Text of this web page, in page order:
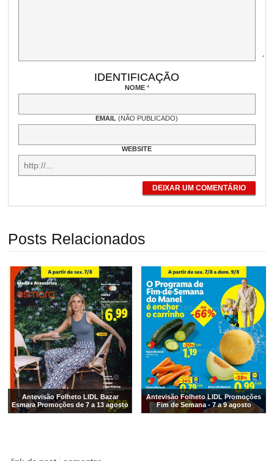
IDENTIFICAÇÃO
NOME *
EMAIL(NÃO PUBLICADO)
WEBSITE
DEIXAR UM COMENTÁRIO
Posts Relacionados
Antevisão Folheto LIDL Bazar
Esmara Promoções de 7 a 13 agosto
Antevisão Folheto LIDL Promoções
Fim de Semana - 7 a 9 agosto